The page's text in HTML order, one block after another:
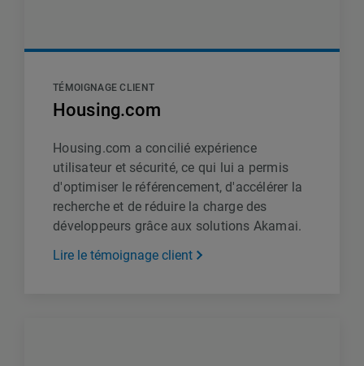
TÉMOIGNAGE CLIENT
Housing.com
Housing.com a concilié expérience
utilisateur et sécurité, ce qui lui a permis
d'optimiser le référencement, d'accélérer la
recherche et de réduire la charge des
développeurs grâce aux solutions Akamai.
Lire le témoignage client